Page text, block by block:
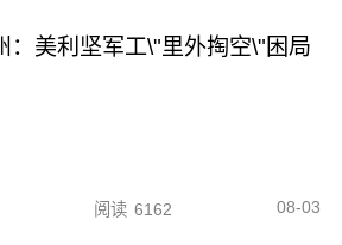
：美利坚军工\"里外掏空\"困局
阅读 6162 08-03